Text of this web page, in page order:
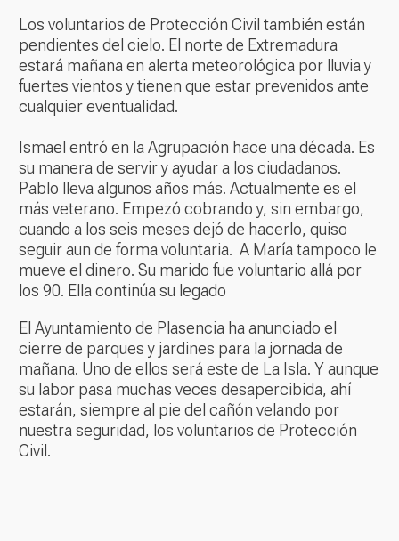
Los voluntarios de Protección Civil también están
pendientes del cielo. El norte de Extremadura
estará mañana en alerta meteorológica por lluvia y
fuertes vientos y tienen que estar prevenidos ante
cualquier eventualidad.
Ismael entró en la Agrupación hace una década. Es
su manera de servir y ayudar a los ciudadanos.
Pablo lleva algunos años más. Actualmente es el
más veterano. Empezó cobrando y, sin embargo,
cuando a los seis meses dejó de hacerlo, quiso
seguir aun de forma voluntaria. A María tampoco le
mueve el dinero. Su marido fue voluntario allá por
los 90. Ella continúa su legado
El Ayuntamiento de Plasencia ha anunciado el
cierre de parques y jardines para la jornada de
mañana. Uno de ellos será este de La Isla. Y aunque
su labor pasa muchas veces desapercibida, ahí
estarán, siempre al pie del cañón velando por
nuestra seguridad, los voluntarios de Protección
Civil.